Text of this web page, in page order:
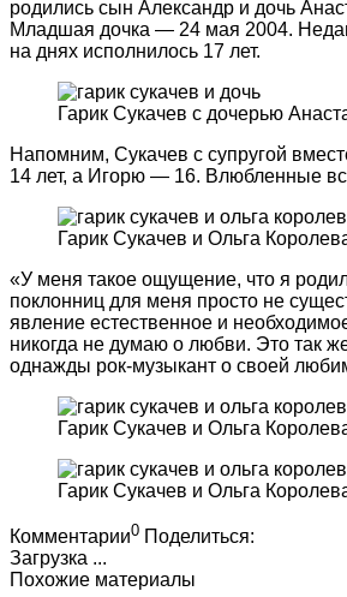
родились сын Александр и дочь
Младшая дочка — 24 мая 2004.
на днях исполнилось 17 лет.
Гарик Сукачев с дочерью
Напомним, Сукачев с супругой
14 лет, а Игорю — 16. Влюбленные
Гарик Сукачев и Ольга
«У меня такое ощущение, что я
поклонниц для меня просто не
явление естественное и
никогда не думаю о любви. Это так
однажды рок-музыкант о своей
Гарик Сукачев и Ольга
Гарик Сукачев и Ольга
Комментарии0 Поделиться:
Загрузка ...
Похожие материалы